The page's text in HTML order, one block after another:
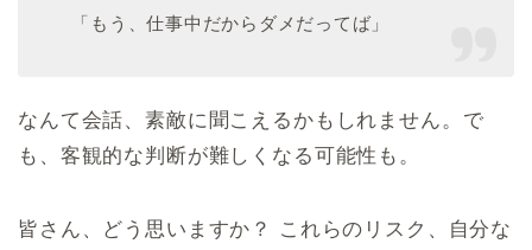
「もう、仕事中だからダメだってば」
なんて会話、素敵に聞こえるかもしれません。で
も、客観的な判断が難しくなる可能性も。
皆さん、どう思いますか？ これらのリスク、自分な